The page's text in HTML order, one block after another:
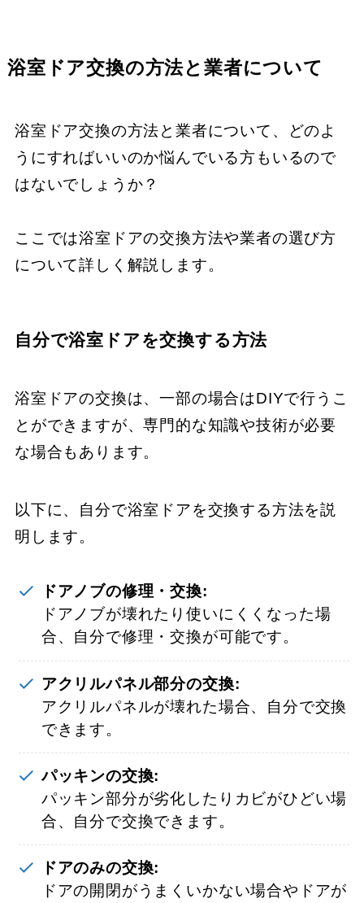
浴室ドア交換の方法と業者について
浴室ドア交換の方法と業者について、どのよ
うにすればいいのか悩んでいる方もいるので
はないでしょうか？
ここでは浴室ドアの交換方法や業者の選び方
について詳しく解説します。
自分で浴室ドアを交換する方法
浴室ドアの交換は、一部の場合はDIYで行うこ
とができますが、専門的な知識や技術が必要
な場合もあります。
以下に、自分で浴室ドアを交換する方法を説
明します。
ドアノブの修理・交換:
ドアノブが壊れたり使いにくくなった場
合、自分で修理・交換が可能です。
アクリルパネル部分の交換:
アクリルパネルが壊れた場合、自分で交換
できます。
パッキンの交換:
パッキン部分が劣化したりカビがひどい場
合、自分で交換できます。
ドアのみの交換:
ドアの開閉がうまくいかない場合やドアが